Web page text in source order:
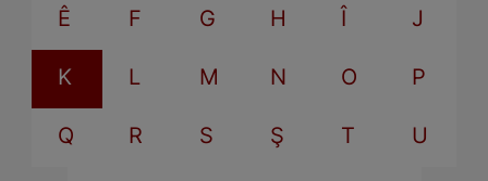
Ê F G H Î J
K L M N O P
Q R S Ş T U